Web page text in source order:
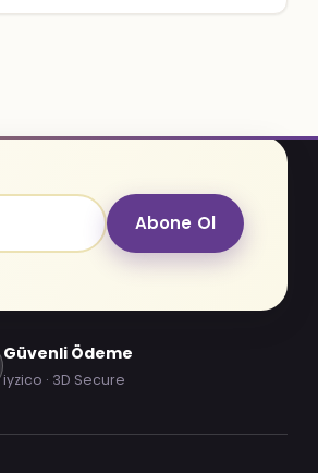
Abone Ol
Güvenli Ödeme
iyzico · 3D Secure